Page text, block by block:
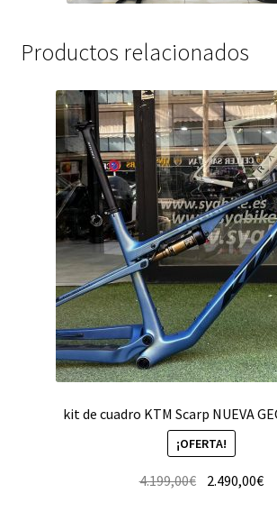
Productos relacionados
kit de cuadro KTM Scarp NUEVA
¡OFERTA!
4.199,00€ 2.490,00€